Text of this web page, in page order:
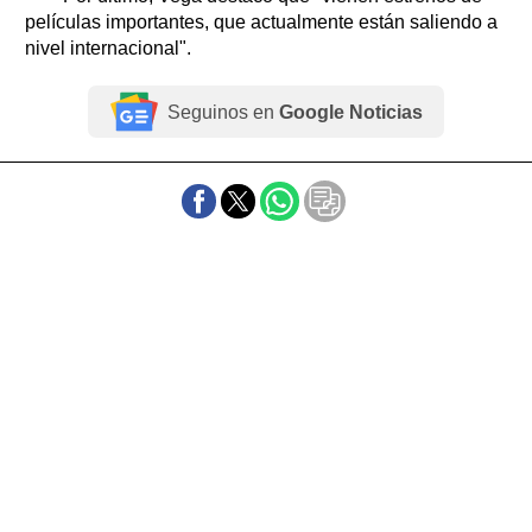
películas importantes, que actualmente están saliendo a
nivel internacional".
Seguinos en Google Noticias